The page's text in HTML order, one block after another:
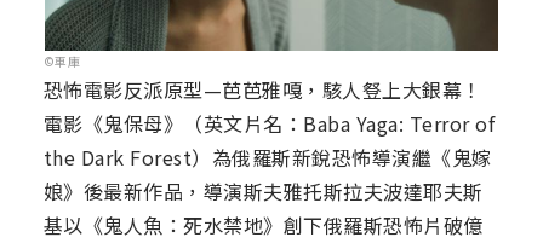
©車庫
恐怖電影反派原型—芭芭雅嘎，駭人豋上大銀幕！
電影《鬼保母》（英文片名：Baba Yaga: Terror of
the Dark Forest）為俄羅斯新銳恐怖導演繼《鬼嫁
娘》後最新作品，導演斯夫雅托斯拉夫波達耶夫斯
基以《鬼人魚：死水禁地》創下俄羅斯恐怖片破億